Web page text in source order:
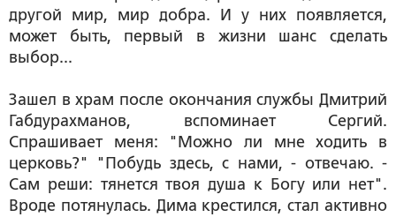
другой мир, мир добра. И у них появляется,
может быть, первый в жизни шанс сделать
выбор...
Зашел в храм после окончания службы Дмитрий
Габдурахманов, вспоминает Сергий.
Спрашивает меня: "Можно ли мне ходить в
церковь?" "Побудь здесь, с нами, - отвечаю. -
Сам реши: тянется твоя душа к Богу или нет".
Вроде потянулась. Дима крестился, стал активно